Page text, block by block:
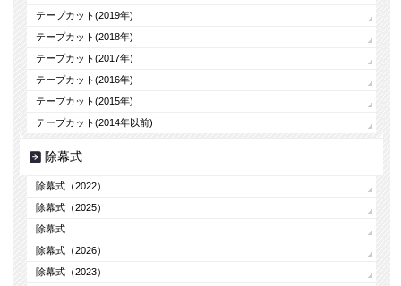
テープカット(2019年)
テープカット(2018年)
テープカット(2017年)
テープカット(2016年)
テープカット(2015年)
テープカット(2014年以前)
除幕式
除幕式（2022）
除幕式（2025）
除幕式
除幕式（2026）
除幕式（2023）